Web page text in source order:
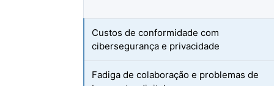
Custos de conformidade com
cibersegurança e privacidade
Fadiga de colaboração e problemas de